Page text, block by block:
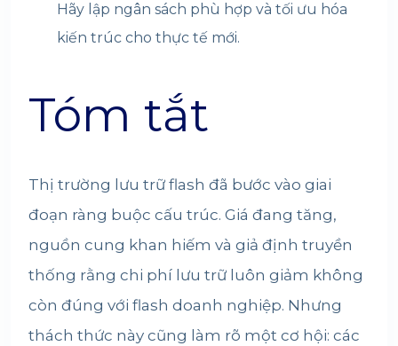
Hãy lập ngân sách phù hợp và tối ưu hóa
kiến trúc cho thực tế mới.
Tóm tắt
Thị trường lưu trữ flash đã bước vào giai
đoạn ràng buộc cấu trúc. Giá đang tăng,
nguồn cung khan hiếm và giả định truyền
thống rằng chi phí lưu trữ luôn giảm không
còn đúng với flash doanh nghiệp. Nhưng
thách thức này cũng làm rõ một cơ hội: các